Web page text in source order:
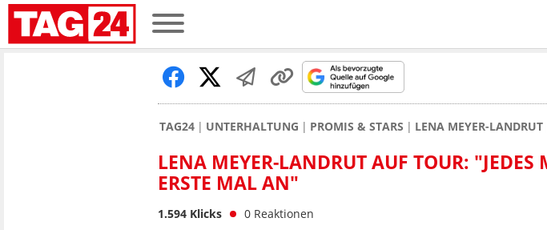
TAG24 UNTERHALTUNG PROMIS & STARS LENA MEYER-LANDRUT
LENA MEYER-LANDRUT AUF TOUR:
ERSTE MAL AN"
1.594 Klicks 0 Reaktionen